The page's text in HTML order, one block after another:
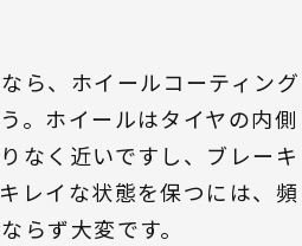
ら、ホイールコーティング
。ホイールはタイヤの内側
なく近いですし、ブレーキ
レイな状態を保つには、頻
らず大変です。